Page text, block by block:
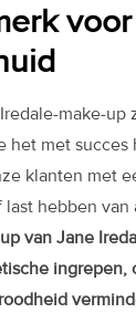
make-up
het met succes
klanten met
hebben van
van Jane
ingrepen,